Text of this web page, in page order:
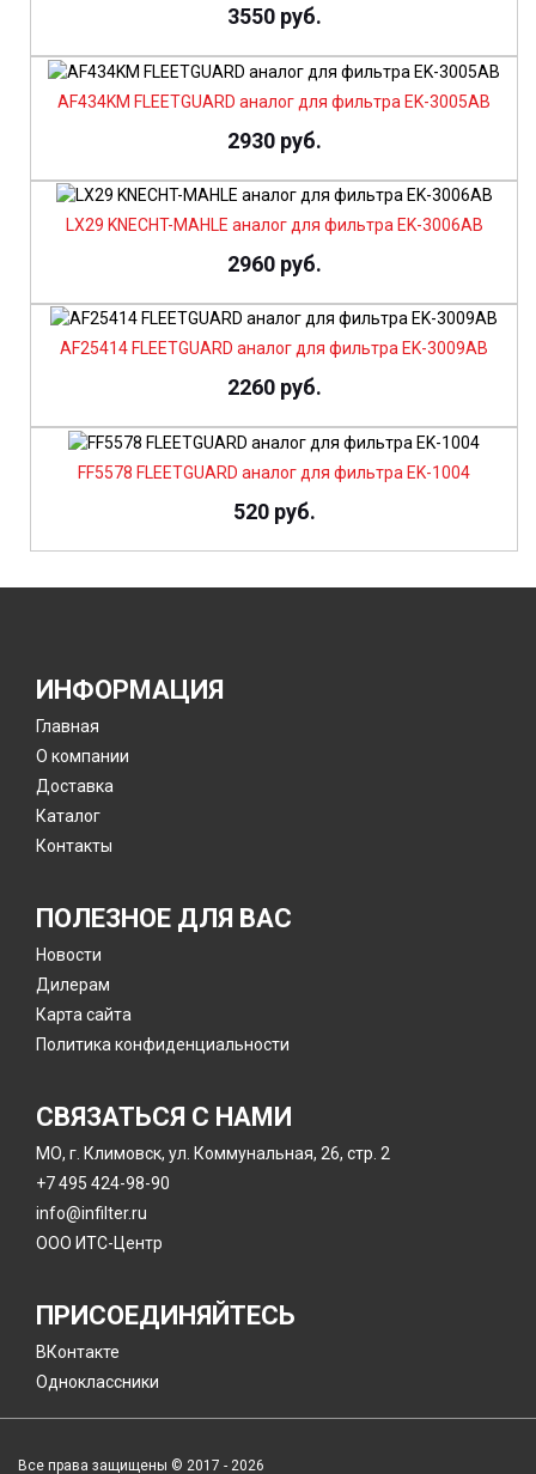
3550 руб.
AF434KM FLEETGUARD аналог для фильтра EK-3005AB
2930 руб.
LX29 KNECHT-MAHLE аналог для фильтра EK-3006AB
2960 руб.
AF25414 FLEETGUARD аналог для фильтра EK-3009AB
2260 руб.
FF5578 FLEETGUARD аналог для фильтра EK-1004
520 руб.
ИНФОРМАЦИЯ
Главная
О компании
Доставка
Каталог
Контакты
ПОЛЕЗНОЕ ДЛЯ ВАС
Новости
Дилерам
Карта сайта
Политика конфиденциальности
СВЯЗАТЬСЯ С НАМИ
МО, г. Климовск, ул. Коммунальная, 26, стр. 2
+7 495 424-98-90
info@infilter.ru
ООО ИТС-Центр
ПРИСОЕДИНЯЙТЕСЬ
ВКонтакте
Одноклассники
Все права защищены © 2017 - 2026